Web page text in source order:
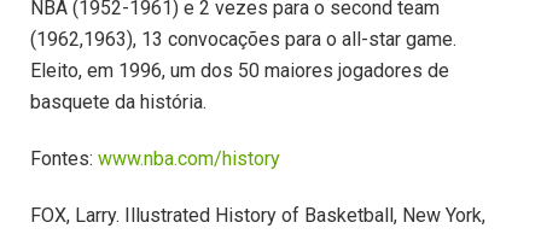
NBA (1952-1961) e 2 vezes para o second team
(1962,1963), 13 convocações para o all-star game.
Eleito, em 1996, um dos 50 maiores jogadores de
basquete da história.
Fontes: www.nba.com/history
FOX, Larry. Illustrated History of Basketball, New York,